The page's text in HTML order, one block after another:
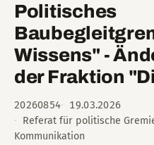
Politisches
Wissens" -
der Fraktion
20260854
19.03.2026
Referat für politische
Kommunikation